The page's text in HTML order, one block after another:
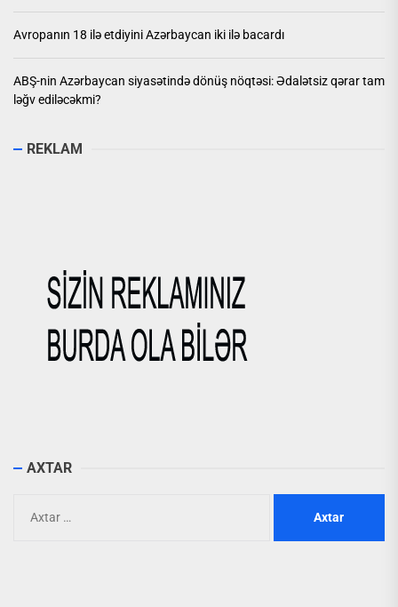
Avropanın 18 ilə etdiyini Azərbaycan iki ilə bacardı
ABŞ-nin Azərbaycan siyasətində dönüş nöqtəsi: Ədalətsiz qərar tam
ləğv ediləcəkmi?
REKLAM
AXTAR